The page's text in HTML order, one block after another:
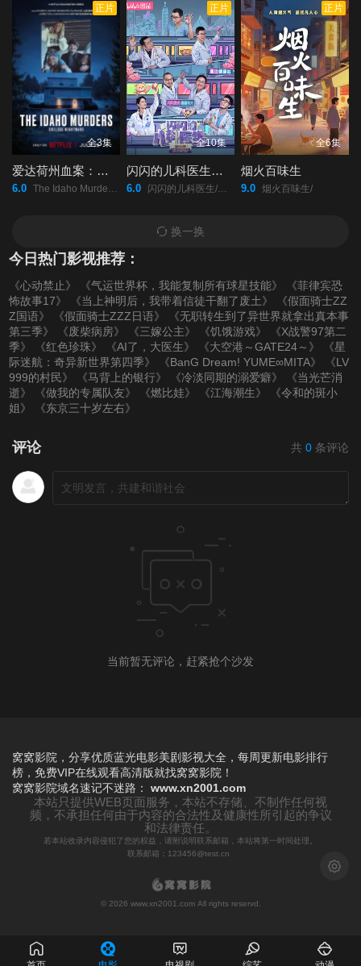
正片
全3集
爱达荷州血案：大学梦魇
6.0 The Idaho Murders: College Nightmare/
正片
全10集
闪闪的儿科医生第四季
6.0 闪闪的儿科医生/第四季/
正片
全6集
烟火百味生
9.0 烟火百味生/
换一换
今日热门影视推荐：
《心动禁止》 《气运世界杯，我能复制所有球星技能》
《菲律宾恐
怖故事17》
《当上神明后，我带着信徒干翻了废土》
《假面骑士ZZ
Z国语》
《假面骑士ZZZ日语》
《无职转生到了异世界就拿出真本事
第三季》
《废柴病房》 《三嫁公主》 《饥饿游戏》
《X战警97第二
季》
《红色珍珠》 《AI了，大医生》 《大空港～GATE24～》
《星
际迷航：奇异新世界第四季》
《BanG Dream! YUME∞MITA》
《LV
999的村民》
《马背上的银行》 《冷淡同期的溺爱癖》
《当光芒消
逝》
《做我的专属队友》 《燃比娃》 《江海潮生》
《令和的斑小
姐》
《东京三十岁左右》
评论 共 0 条评论
当前暂无评论，赶紧抢个沙发
浅色模
窝窝影院，分享优质蓝光电影美剧影视大全，每周更新电影排行
榜，免费VIP在线观看高清版就找窝窝影院！
窝窝影院域名速记不迷路： www.xn2001.com
本站只提供WEB页面服务，本站不存储、不制作任何视
频，不承担任何由于内容的合法性及健康性所引起的争议
和法律责任。
若本站收录内容侵犯了您的权益，请附说明联系邮箱，本站将第一时间处理。
联系邮箱：123456@test.cn
© 2026 www.xn2001.com All rights reservd.